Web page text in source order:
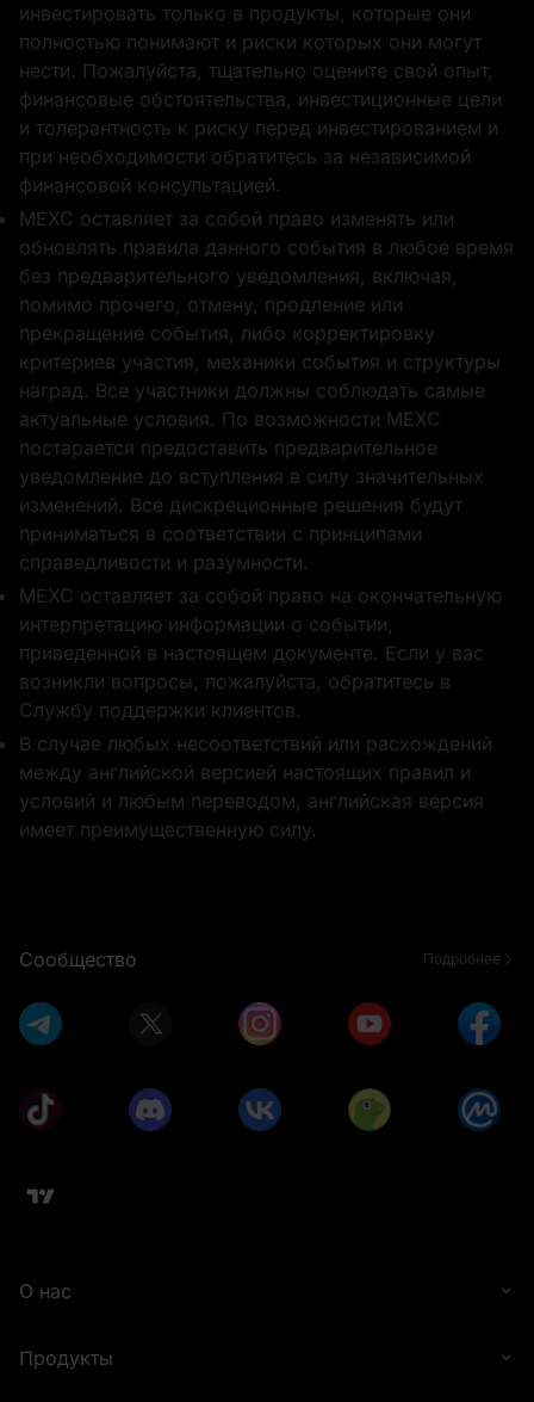
T
1 WLFI
Благодарим вас
50,000 USD1
5 ETH
Фьючерсный
бонус в 5 USDT
50,000 USD1
0.5 BTC
10 USD1
Фьючерсный
инвестировать только в продукты, которые они
полностью понимают и риски которых они могут
нести. Пожалуйста, тщательно оцените свой опыт,
финансовые обстоятельства, инвестиционные цели
и толерантность к риску перед инвестированием и
при необходимости обратитесь за независимой
финансовой консультацией.
MEXC оставляет за собой право изменять или
обновлять правила данного события в любое время
без предварительного уведомления, включая,
помимо прочего, отмену, продление или
прекращение события, либо корректировку
критериев участия, механики события и структуры
наград. Все участники должны соблюдать самые
актуальные условия. По возможности MEXC
постарается предоставить предварительное
уведомление до вступления в силу значительных
изменений. Все дискреционные решения будут
приниматься в соответствии с принципами
справедливости и разумности.
MEXC оставляет за собой право на окончательную
интерпретацию информации о событии,
приведенной в настоящем документе. Если у вас
возникли вопросы, пожалуйста, обратитесь в
Службу поддержки клиентов.
В случае любых несоответствий или расхождений
между английской версией настоящих правил и
условий и любым переводом, английская версия
имеет преимущественную силу.
Сообщество Подробнее
О нас
Продукты